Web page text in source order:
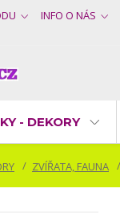
INFO O NÁS
- DEKORY
ZVÍŘATA, FAUNA